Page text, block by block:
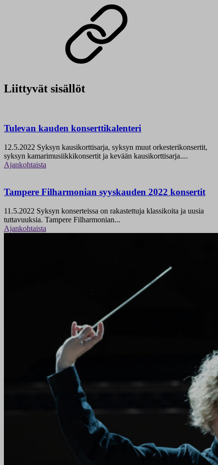
Liittyvät sisällöt
Tulevan kauden konserttikalenteri
12.5.2022 Syksyn kausikorttisarja, syksyn muut orkesterikonsertit,
syksyn kamarimusiikkikonsertit ja kevään kausikorttisarja....
Ajankohtaista
Tampere Filharmonian syyskauden 2022 konsertit
11.5.2022 Syksyn konserteissa on rakastettuja klassikoita ja uusia
tuttavuuksia. Tampere Filharmonian...
Ajankohtaista